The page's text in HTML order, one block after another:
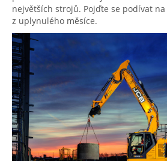
největších strojů. Pojďte se podívat
z uplynulého měsíce.